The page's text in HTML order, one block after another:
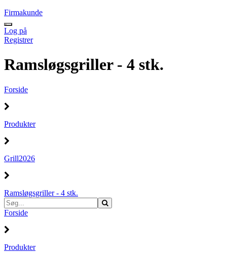
Firmakunde
Log på
Registrer
Ramsløgsgriller - 4 stk.
Forside
Produkter
Grill2026
Ramsløgsgriller - 4 stk.
Forside
Produkter